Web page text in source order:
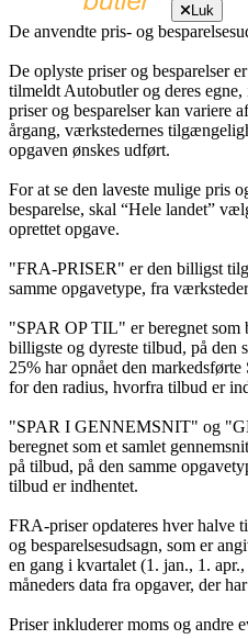
Luk
De anvendte pris- og
De oplyste priser og besparelser
tilmeldt Autobutler og deres
priser og besparelser kan variere
årgang, værkstedernes
opgaven ønskes udført.
For at se den laveste mulige pris
besparelse, skal “Hele landet”
oprettet opgave.
"FRA-PRISER" er den billigst
samme opgavetype, fra
"SPAR OP TIL" er beregnet som
billigste og dyreste tilbud, på den
25% har opnået den
for den radius, hvorfra tilbud er
"SPAR I GENNEMSNIT" og
beregnet som et samlet
på tilbud, på den samme
tilbud er indhentet.
FRA-priser opdateres hver halve
og besparelsesudsagn, som er
en gang i kvartalet (1. jan., 1.
måneders data fra opgaver, der
Priser inkluderer moms og andre